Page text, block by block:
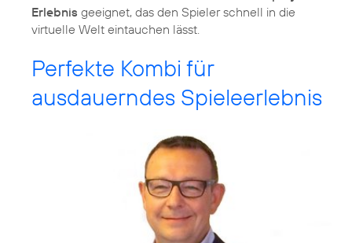
Erlebnis geeignet, das den Spieler schnell in die
virtuelle Welt eintauchen lässt.
Perfekte Kombi für
ausdauerndes Spieleerlebnis